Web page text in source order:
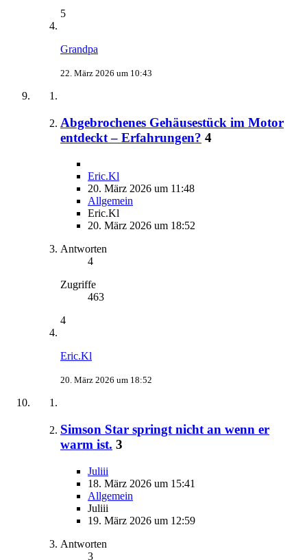
5
Grandpa
22. März 2026 um 10:43
Abgebrochenes Gehäusestück im Motor
entdeckt – Erfahrungen? 4
Eric.Kl
20. März 2026 um 11:48
Allgemein
Eric.Kl
20. März 2026 um 18:52
Antworten
4
Zugriffe
463
4
Eric.Kl
20. März 2026 um 18:52
Simson Star springt nicht an wenn er
warm ist. 3
Juliii
18. März 2026 um 15:41
Allgemein
Juliii
19. März 2026 um 12:59
Antworten
3